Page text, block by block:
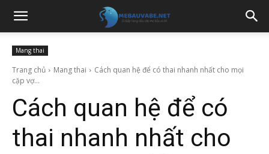
Mang thai
Trang chủ Mang thai
Cách quan hệ để có thai nhanh nhất cho mọi
cặp vợ...
Cách quan hệ để có
thai nhanh nhất cho